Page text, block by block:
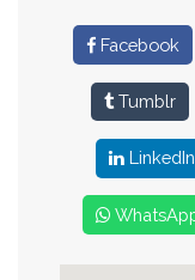
Facebook
Tumblr
LinkedIn